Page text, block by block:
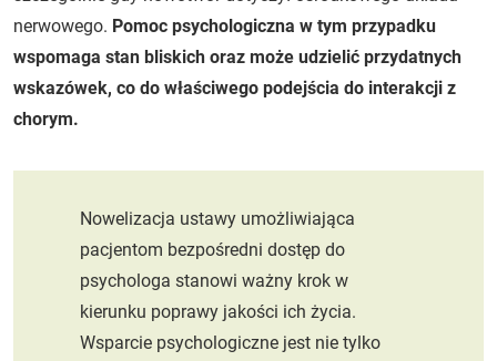
nerwowego. Pomoc psychologiczna w tym przypadku
wspomaga stan bliskich oraz może udzielić przydatnych
wskazówek, co do właściwego podejścia do interakcji z
chorym.
Nowelizacja ustawy umożliwiająca
pacjentom bezpośredni dostęp do
psychologa stanowi ważny krok w
kierunku poprawy jakości ich życia.
Wsparcie psychologiczne jest nie tylko